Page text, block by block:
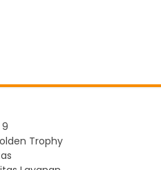
Trophy